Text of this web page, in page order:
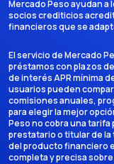
Mercado Peso ayudan
socios crediticios
financieros que se
El servicio de Mercado
préstamos con plazos
de interés APR mínima
usuarios pueden
comisiones anuales,
para elegir la mejor
Peso no cobra una tarifa
prestatario o titular de
del producto financiero
completa y precisa